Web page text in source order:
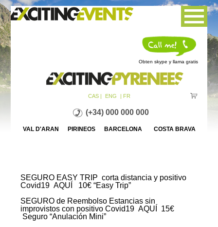
Jump to navigation
Obten skype y llama gratis
CAS | ENG | FR
(+34) 000 000 000
VAL D'ARAN PIRINEOS BARCELONA COSTA BRAVA
SEGURO EASY TRIP corta distancia y positivo
Covid19AQUÍ
10€ “Easy Trip”
SEGURO de Reembolso Estancias sin
improvistos con positivo Covid19AQUÍ
15€
Seguro “Anulación Mini”